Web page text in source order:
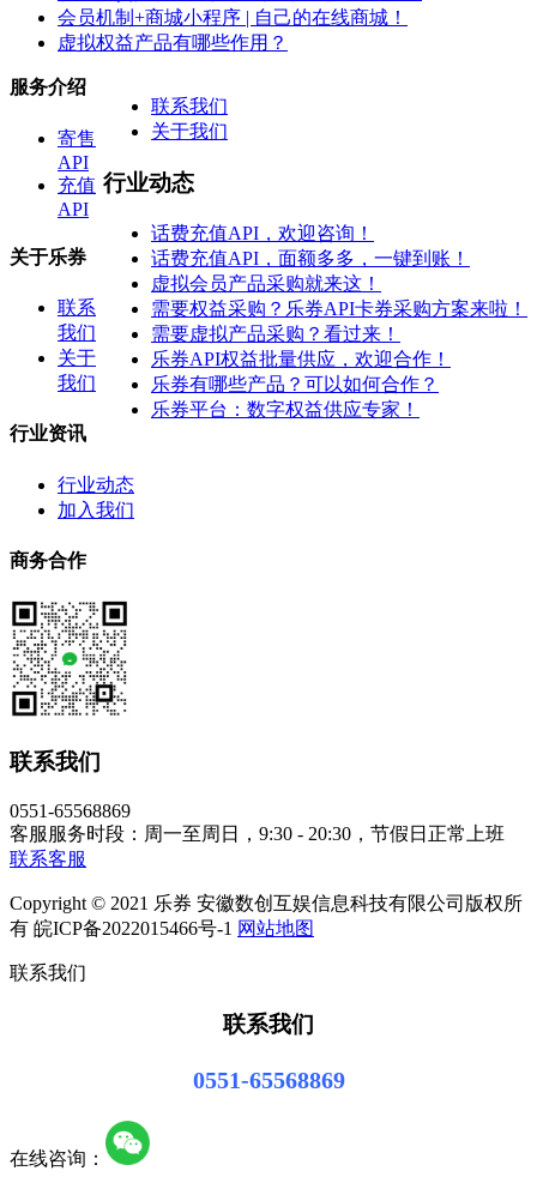
会员机制+商城小程序 | 自己的在线商城！
虚拟权益产品有哪些作用？
联系我们
关于我们
行业动态
话费充值API，欢迎咨询！
话费充值API，面额多多，一键到账！
虚拟会员产品采购就来这！
需要权益采购？乐券API卡券采购方案来啦！
需要虚拟产品采购？看过来！
乐券API权益批量供应，欢迎合作！
乐券有哪些产品？可以如何合作？
乐券平台：数字权益供应专家！
服务介绍
寄售
API
充值
API
关于乐券
联系
我们
关于
我们
行业资讯
行业动态
加入我们
商务合作
联系我们
0551-65568869
客服服务时段：周一至周日，9:30 - 20:30，节假日正常上班
联系客服
Copyright © 2021 乐券 安徽数创互娱信息科技有限公司版权所
有 皖ICP备2022015466号-1 网站地图
联系我们
联系我们
0551-65568869
在线咨询：